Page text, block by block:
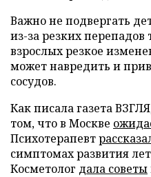
Важно не подвергать
из-за резких
взрослых резкое
может навредить и
сосудов.
Как писала газета
том, что в Москве
Психотерапевт
симптомах развития
Косметолог дала советы